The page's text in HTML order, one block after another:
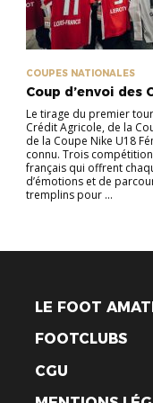
COUPES NATIONALES
Coup d’envoi des
Le tirage du premier
Crédit Agricole, de la
de la Coupe Nike U18
connu. Trois
français qui offrent
d’émotions et de
tremplins pour ...
LE FOOT
FOOTCLUBS
CGU